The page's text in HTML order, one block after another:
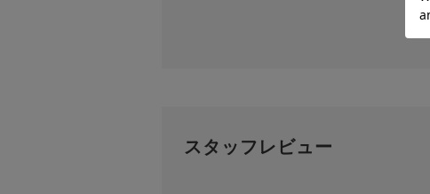
スタッフレビュー